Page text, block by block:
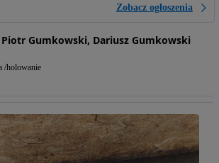
Zobacz ogłoszenia
Piotr Gumkowski, Dariusz Gumkowski
/holowanie